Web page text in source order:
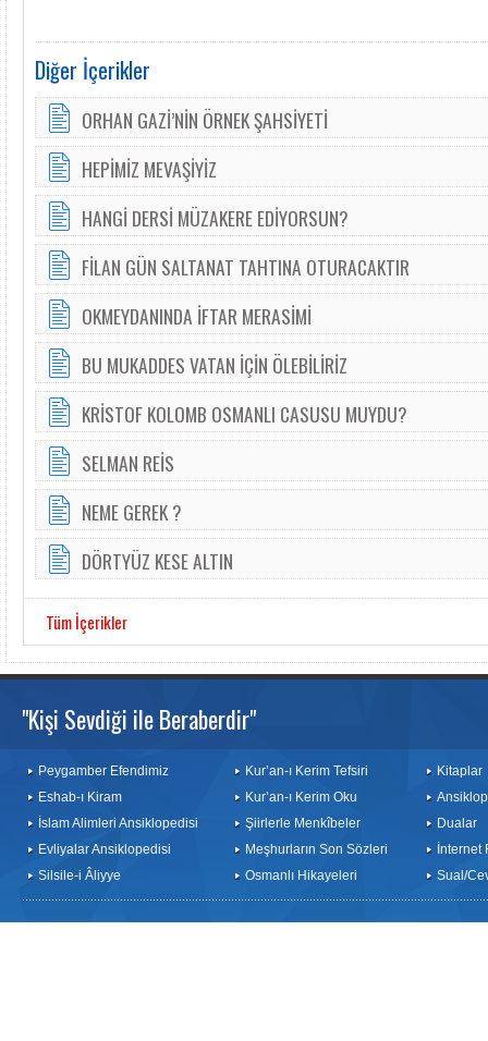
Diğer İçerikler
ORHAN GAZİ’NİN ÖRNEK ŞAHSİYETİ
HEPİMİZ MEVAŞİYİZ
HANGİ DERSİ MÜZAKERE EDİYORSUN?
FİLAN GÜN SALTANAT TAHTINA OTURACAKTIR
OKMEYDANINDA İFTAR MERASİMİ
BU MUKADDES VATAN İÇİN ÖLEBİLİRİZ
KRİSTOF KOLOMB OSMANLI CASUSU MUYDU?
SELMAN REİS
NEME GEREK ?
DÖRTYÜZ KESE ALTIN
Tüm İçerikler
"Kişi Sevdiği ile Beraberdir"
Peygamber Efendimiz
Eshab-ı Kiram
İslam Alimleri Ansiklopedisi
Evliyalar Ansiklopedisi
Silsile-i Âliyye
Kur’an-ı Kerim Tefsiri
Kur’an-ı Kerim Oku
Şiirlerle Menkîbeler
Meşhurların Son Sözleri
Osmanlı Hikayeleri
Kitaplar
Dualar
İnternet
Sual/